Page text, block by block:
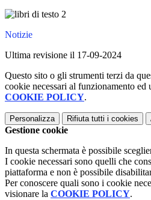
Notizie
Ultima revisione il 17-09-2024
Questo sito o gli strumenti terzi da
cookie necessari al funzionamento
COOKIE POLICY.
Personalizza Rifiuta tutti i cookies
Gestione cookie
In questa schermata è possibile
I cookie necessari sono quelli che
piattaforma e non è possibile
Per conoscere quali sono i cookie
visionare la COOKIE POLICY.